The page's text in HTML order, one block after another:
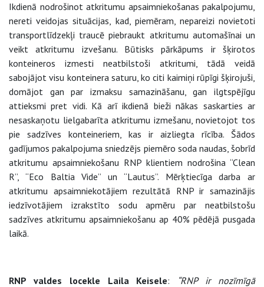
Ikdienā nodrošinot atkritumu apsaimniekošanas pakalpojumu,
nereti veidojas situācijas, kad, piemēram, nepareizi novietoti
transportlīdzekļi traucē piebraukt atkritumu automašīnai un
veikt atkritumu izvešanu. Būtisks pārkāpums ir šķirotos
konteineros izmesti neatbilstoši atkritumi, tādā veidā
sabojājot visu konteinera saturu, ko citi kaimiņi rūpīgi šķirojuši,
domājot gan par izmaksu samazināšanu, gan ilgtspējīgu
attieksmi pret vidi. Kā arī ikdienā bieži nākas saskarties ar
nesaskaņotu lielgabarīta atkritumu izmešanu, novietojot tos
pie sadzīves konteineriem, kas ir aizliegta rīcība. Šādos
gadījumos pakalpojuma sniedzējs piemēro soda naudas, šobrīd
atkritumu apsaimniekošanu RNP klientiem nodrošina “Clean
R”, “Eco Baltia Vide” un “Lautus”. Mērķtiecīga darba ar
atkritumu apsaimniekotājiem rezultātā RNP ir samazinājis
iedzīvotājiem izrakstīto sodu apmēru par neatbilstošu
sadzīves atkritumu apsaimniekošanu ap 40% pēdējā pusgada
laikā.
RNP valdes locekle Laila Keisele:
“RNP ir nozīmīgā